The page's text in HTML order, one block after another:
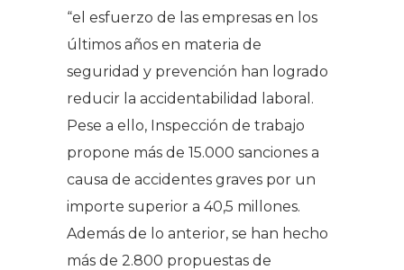
“el esfuerzo de las empresas en los
últimos años en materia de
seguridad y prevención han logrado
reducir la accidentabilidad laboral.
Pese a ello, Inspección de trabajo
propone más de 15.000 sanciones a
causa de accidentes graves por un
importe superior a 40,5 millones.
Además de lo anterior, se han hecho
más de 2.800 propuestas de